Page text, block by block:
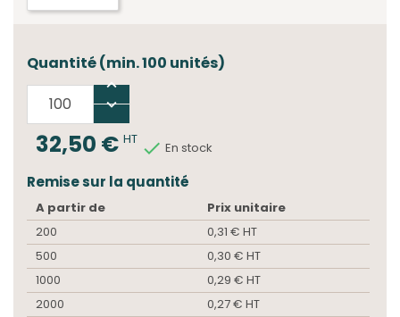
Quantité (min. 100 unités)
32,50 € HT  En stock
Remise sur la quantité
A partir de
Prix unitaire
200
0,31 € HT
500
0,30 € HT
1000
0,29 € HT
2000
0,27 € HT